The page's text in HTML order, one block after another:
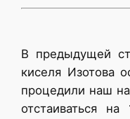
В предыдущей
киселя Изотова
процедили наш
отстаиваться